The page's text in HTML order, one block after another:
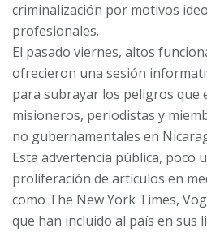
criminalización por motivos
profesionales.
El pasado viernes, altos
ofrecieron una sesión
para subrayar los peligros
misioneros, periodistas y
no gubernamentales en
Esta advertencia pública, poco
proliferación de artículos en
como The New York Times,
que han incluido al país en sus